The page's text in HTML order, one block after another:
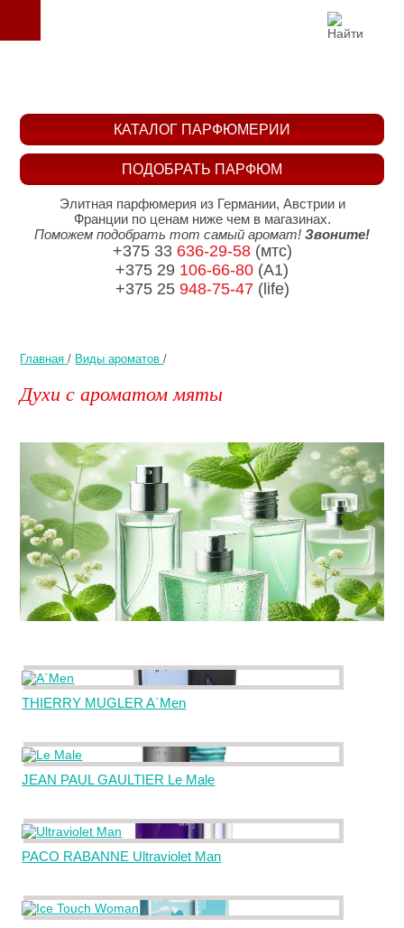
Главная / Виды ароматов /
Духи с ароматом мяты
THIERRY MUGLER A`Men
JEAN PAUL GAULTIER Le Male
PACO RABANNE Ultraviolet Man
ПОДОБРАТЬ ПАРФЮМ
КАТАЛОГ ПАРФЮМЕРИИ
Элитная парфюмерия из Германии, Австрии и
Франции по ценам ниже чем в магазинах.
Поможем подобрать тот самый аромат! Звоните!
+375 33 636-29-58(мтс)
+375 29 106-66-80 (A1)
+375 25 948-75-47(life)